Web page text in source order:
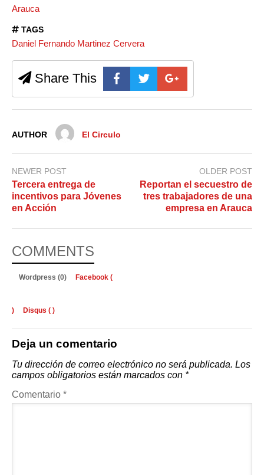
Arauca
TAGS
Daniel Fernando Martinez Cervera
Share This
AUTHOR El Circulo
NEWER POST
Tercera entrega de
incentivos para Jóvenes
en Acción
OLDER POST
Reportan el secuestro de
tres trabajadores de una
empresa en Arauca
COMMENTS
Wordpress (0) Facebook (
) Disqus ( )
Deja un comentario
Tu dirección de correo electrónico no será publicada. Los
campos obligatorios están marcados con *
Comentario *